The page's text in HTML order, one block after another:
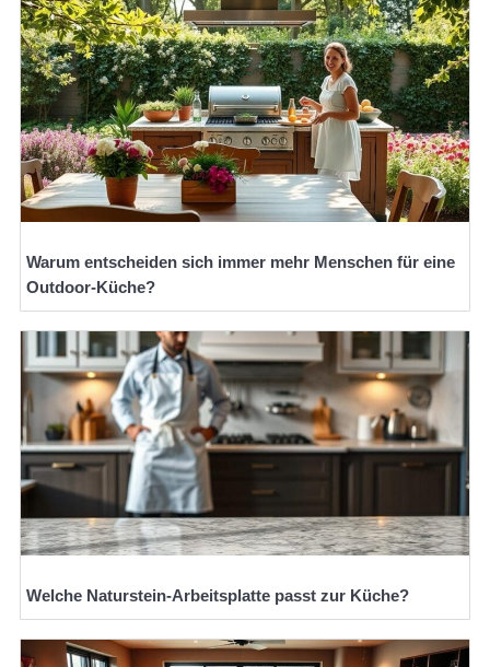
Warum entscheiden sich immer mehr Menschen für eine
Outdoor-Küche?
Welche Naturstein-Arbeitsplatte passt zur Küche?